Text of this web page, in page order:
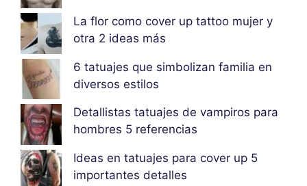
La flor como cover up tattoo mujer y
otra 2 ideas más
6 tatuajes que simbolizan familia en
diversos estilos
Detallistas tatuajes de vampiros para
hombres 5 referencias
Ideas en tatuajes para cover up 5
importantes detalles